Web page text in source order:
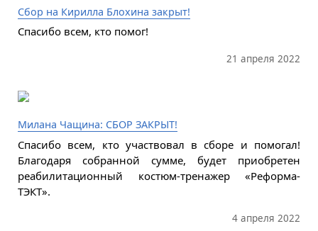
Сбор на Кирилла Блохина закрыт!
Спасибо всем, кто помог!
21 апреля 2022
Милана Чащина: СБОР ЗАКРЫТ!
Спасибо всем, кто участвовал в сборе и помогал!
Благодаря собранной сумме, будет приобретен
реабилитационный костюм-тренажер «Реформа-
ТЭКТ».
4 апреля 2022